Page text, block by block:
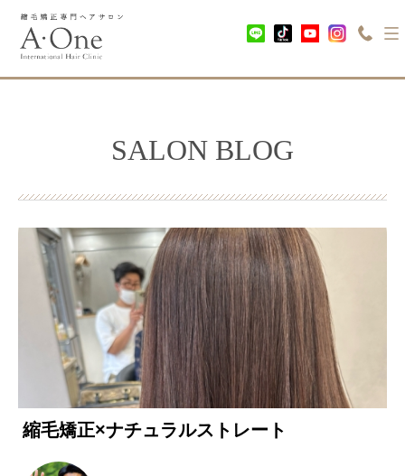
SALON BLOG
縮毛矯正×ナチュラルストレート